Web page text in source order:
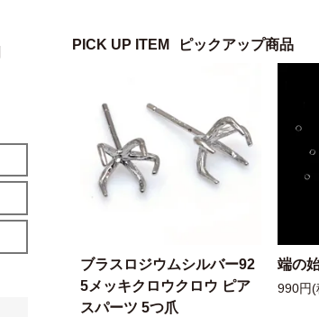
PICK UP ITEM ピックアップ商品
ブラスロジウムシルバー92
5メッキクロウクロウ ピア
スパーツ 5つ爪
端の
990円(